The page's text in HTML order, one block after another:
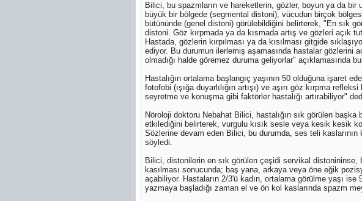
Bilici, bu spazmların ve hareketlerin, gözler, boyun ya da
büyük bir bölgede (segmental distoni), vücudun birçok
bütününde (genel distoni) görülebildiğini belirterek, "En sık
distoni. Göz kırpmada ya da kısmada artış ve gözleri açık
Hastada, gözlerin kırpılması ya da kısılması gitgide
ediyor. Bu durumun ilerlemiş aşamasında hastalar gözlerini
olmadığı halde göremez duruma geliyorlar" açıklamasında
Hastalığın ortalama başlangıç yaşının 50 olduğuna işaret
fotofobi (ışığa duyarlılığın artışı) ve aşırı göz kırpma
seyretme ve konuşma gibi faktörler hastalığı artırabiliyor"
Nöroloji doktoru Nebahat Bilici, hastalığın sık görülen
etkilediğini belirterek, vurgulu kısık sesle veya kesik kesik
Sözlerine devam eden Bilici, bu durumda, ses teli kaslarının
söyledi.
Bilici, distonilerin en sık görülen çeşidi servikal distonininse,
kasılması sonucunda; baş yana, arkaya veya öne eğik
açabiliyor. Hastaların 2/3'ü kadın, ortalama görülme yaşı
yazmaya başladığı zaman el ve ön kol kaslarında spazm